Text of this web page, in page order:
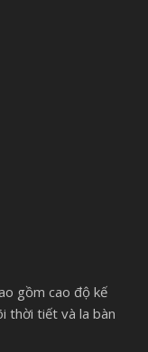
gồm cao độ kế
thời tiết và la bàn